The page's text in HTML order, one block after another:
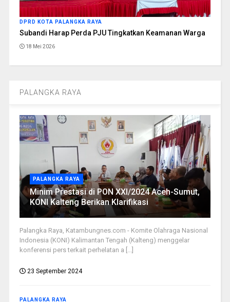
DPRD KOTA PALANGKA RAYA
Subandi Harap Perda PJU Tingkatkan Keamanan Warga
18 Mei 2026
PALANGKA RAYA
PALANGKA RAYA
Minim Prestasi di PON XXI/2024 Aceh-Sumut,
KONI Kalteng Berikan Klarifikasi
Palangka Raya, Katambungnes.com - Komite Olahraga Nasional
Indonesia (KONI) Kalimantan Tengah (Kalteng) menggelar
konferensi pers terkait perhelatan a [...]
23 September 2024
PALANGKA RAYA